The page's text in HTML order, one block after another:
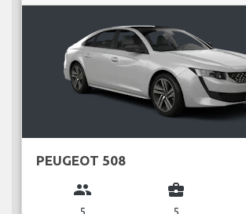
PEUGEOT 508
group
5
business_center
5